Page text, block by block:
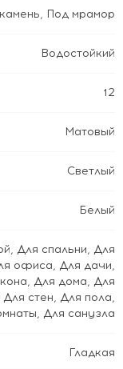
, Под мрамор
Водостойкий
12
Матовый
Светлый
Белый
, Для спальни, Для
офиса, Для дачи,
, Для дома, Для
Для стен, Для пола,
, Для санузла
Гладкая